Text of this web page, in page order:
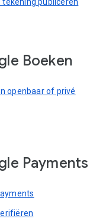
Boeken
openbaar of privé
Payments